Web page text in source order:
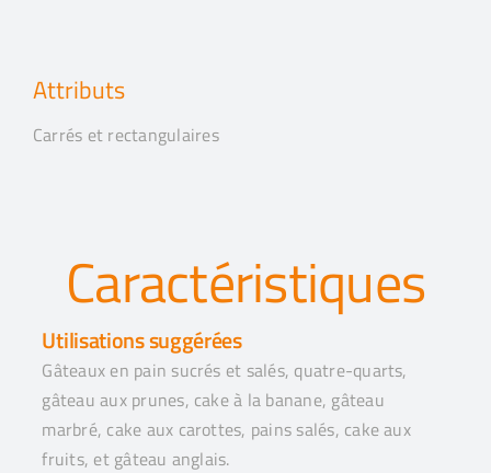
Attributs
Carrés et rectangulaires
Caractéristiques
Utilisations suggérées
Gâteaux en pain sucrés et salés, quatre-quarts,
gâteau aux prunes, cake à la banane, gâteau
marbré, cake aux carottes, pains salés, cake aux
fruits, et gâteau anglais.